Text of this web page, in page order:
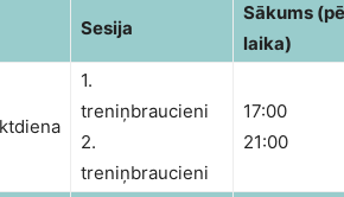
Sesija
Sākums
laika)
1.
treniņbraucieni
2.
treniņbraucieni
17:00
21:00